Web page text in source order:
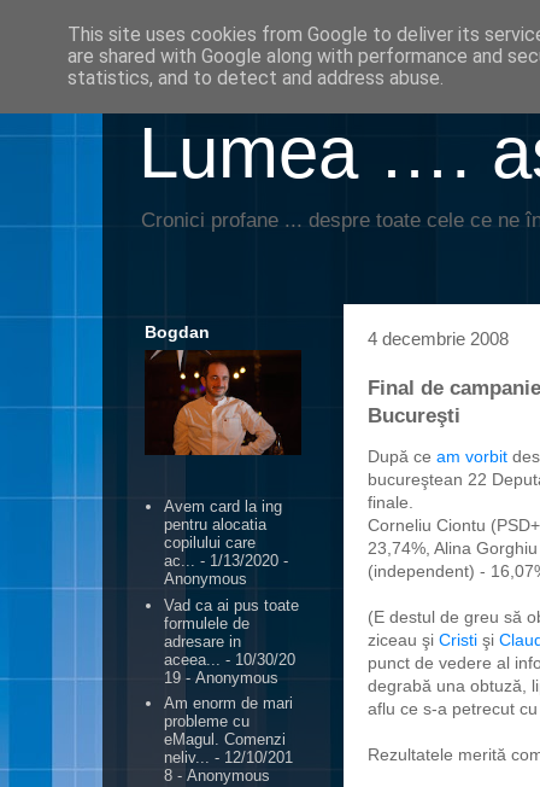
Lumea ….
Cronici profane ... despre toate cele ce ne
4 decembrie 2008
Final de
Bucureşti
După ce am vorbit
bucureştean 22
finale.
Corneliu Ciontu
23,74%, Alina
(independent) -
(E destul de greu să
ziceau şi Cristi şi
punct de vedere al
degrabă una obtuză,
aflu ce s-a petrecut
Rezultatele merită
Bogdan
Avem card la ing
pentru alocatia
copilului care
ac... - 1/13/2020 -
Anonymous
Vad ca ai pus toate
formulele de
adresare in
aceea...
- 10/30/20
19 - Anonymous
Am enorm de mari
probleme cu
eMagul. Comenzi
neliv... - 12/10/201
8 - Anonymous
This site uses cookies from Google to deliver its
are shared with Google along with performance and
statistics, and to detect and address abuse.